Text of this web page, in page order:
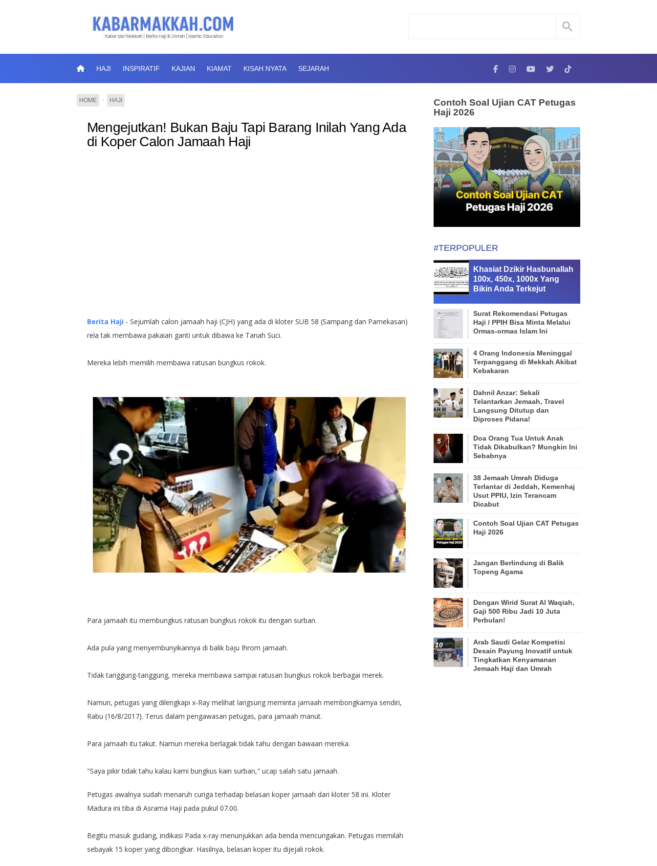
HAJI INSPIRATIF KAJIAN KIAMAT KISAH NYATA SEJARAH
HOME › HAJI
Mengejutkan! Bukan Baju Tapi Barang Inilah Yang Ada
di Koper Calon Jamaah Haji
Berita Haji- Sejumlah calon jamaah haji (CJH) yang ada di kloter SUB 58 (Sampang dan Pamekasan)
rela tak membawa pakaian ganti untuk dibawa ke Tanah Suci.
Mereka lebih memilih membawa ratusan bungkus rokok.
Para jamaah itu membungkus ratusan bungkus rokok itu dengan surban.
Ada pula yang menyembunyikannya di balik baju Ihrom jamaah.
Tidak tanggung-tanggung, mereka membawa sampai ratusan bungkus rokok berbagai merek.
Namun, petugas yang dilengkapi x-Ray melihat langsung meminta jamaah membongkarnya sendiri,
Rabu (16/8/2017). Terus dalam pengawasan petugas, para jamaah manut.
Para jamaah itu takut. Namun mereka berlagak tidak tahu dengan bawaan mereka.
"Saya pikir tidak tahu kalau kami bungkus kain surban," ucap salah satu jamaah.
Petugas awalnya sudah menaruh curiga terhadap belasan koper jamaah dari kloter 58 ini. Kloter
Madura ini tiba di Asrama Haji pada pukul 07.00.
Begitu masuk gudang, indikasi Pada x-ray menunjukkan ada benda mencurigakan. Petugas memilah
sebayak 15 koper yang dibongkar. Hasilnya, belasan koper itu dijejali rokok.
Contoh Soal Ujian CAT Petugas
Haji 2026
#TERPOPULER
Khasiat Dzikir Hasbunallah
100x, 450x, 1000x Yang
Bikin Anda Terkejut
Surat Rekomendasi Petugas
Haji / PPIH Bisa Minta Melalui
Ormas-ormas Islam Ini
4 Orang Indonesia Meninggal
Terpanggang di Mekkah Akibat
Kebakaran
Dahnil Anzar: Sekali
Telantarkan Jemaah, Travel
Langsung Ditutup dan
Diproses Pidana!
Doa Orang Tua Untuk Anak
Tidak Dikabulkan? Mungkin Ini
Sebabnya
38 Jemaah Umrah Diduga
Terlantar di Jeddah, Kemenhaj
Usut PPIU, Izin Terancam
Dicabut
Contoh Soal Ujian CAT Petugas
Haji 2026
Jangan Berlindung di Balik
Topeng Agama
Dengan Wirid Surat Al Waqiah,
Gaji 500 Ribu Jadi 10 Juta
Perbulan!
Arab Saudi Gelar Kompetisi
Desain Payung Inovatif untuk
Tingkatkan Kenyamanan
Jemaah Haji dan Umrah